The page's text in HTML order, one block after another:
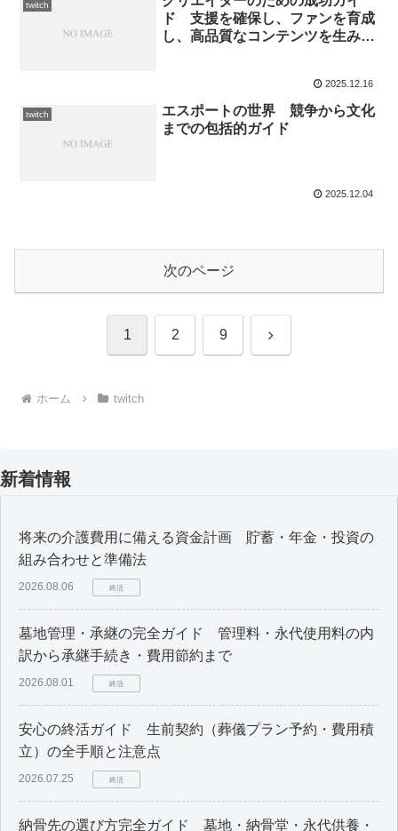
twitch
ド 支援を確保し、ファンを育成
し、高品質なコンテンツを生み出
2025.12.16
twitch
エスポートの世界 競争から文化
までの包括的ガイド
2025.12.04
次のページ
1 2 9 次
ホーム twitch
新着情報
将来の介護費用に備える資金計画 貯蓄・年金・投資の
組み合わせと準備法
2026.08.06 終活
墓地管理・承継の完全ガイド 管理料・永代使用料の内
訳から承継手続き・費用節約まで
2026.08.01 終活
安心の終活ガイド 生前契約（葬儀プラン予約・費用積
立）の全手順と注意点
2026.07.25 終活
納骨先の選び方完全ガイド 墓地・納骨堂・永代供養・